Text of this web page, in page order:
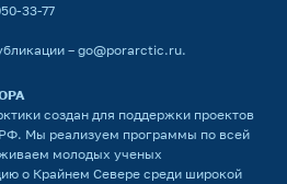
33-77
– go@porarctic.ru.
создан для поддержки проектов
Мы реализуем программы по всей
молодых ученых
о Крайнем Севере среди широкой